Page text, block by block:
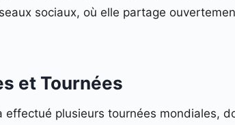
sociaux, où elle partage
et Tournées
plusieurs tournées mondiales,